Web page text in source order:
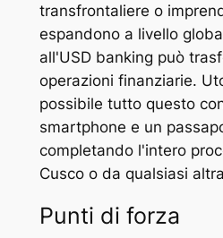
transfrontaliere o
espandono a livello
all'USD banking può
operazioni finanziarie.
possibile tutto questo
smartphone e un
completando l'intero
Cusco o da qualsiasi
Punti di forza